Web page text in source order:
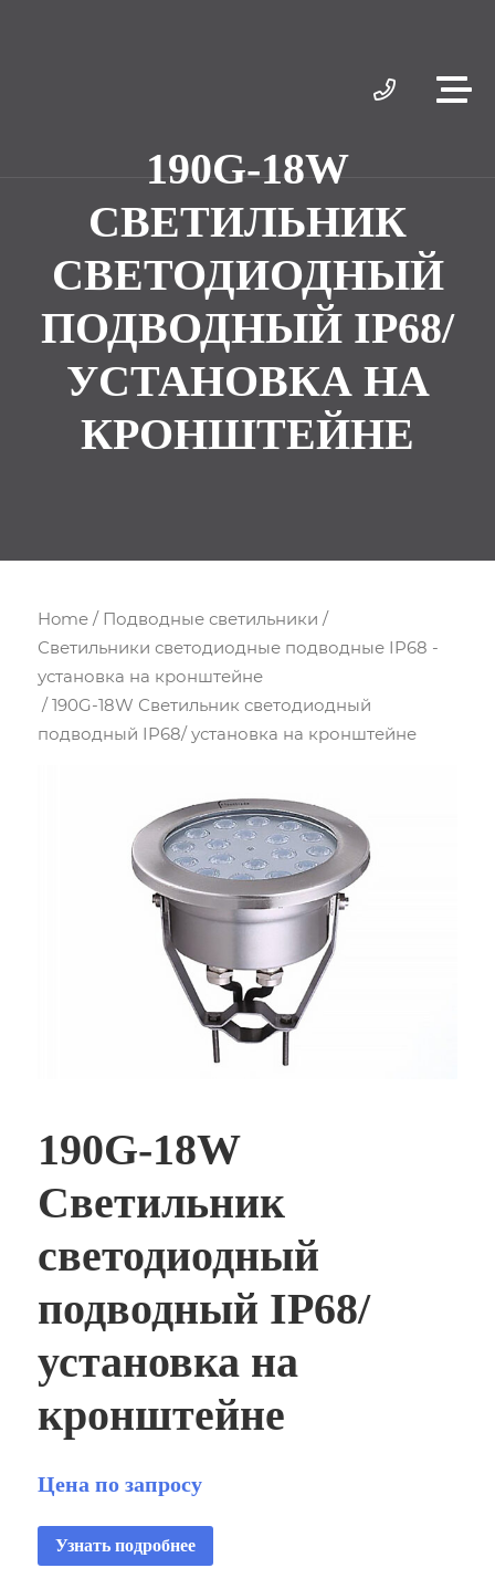
190G-18W
СВЕТИЛЬНИК
СВЕТОДИОДНЫЙ
ПОДВОДНЫЙ IP68/
УСТАНОВКА НА
КРОНШТЕЙНЕ
Home / Подводные светильники /
Светильники светодиодные подводные IP68 -
установка на кронштейне
/ 190G-18W Светильник светодиодный
подводный IP68/ установка на кронштейне
190G-18W
Светильник
светодиодный
подводный IP68/
установка на
кронштейне
Цена по запросу
Узнать подробнее